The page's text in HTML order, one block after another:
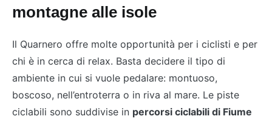
montagne alle isole
Il Quarnero offre molte opportunità per i ciclisti e per
chi è in cerca di relax. Basta decidere il tipo di
ambiente in cui si vuole pedalare: montuoso,
boscoso, nell’entroterra o in riva al mare. Le piste
ciclabili sono suddivise in percorsi ciclabili di Fiume